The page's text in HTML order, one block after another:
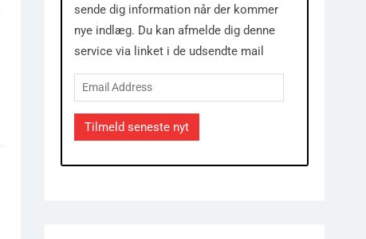
sende dig information når der kommer
nye indlæg. Du kan afmelde dig denne
service via linket i de udsendte mail
Email
Address
Tilmeld seneste nyt